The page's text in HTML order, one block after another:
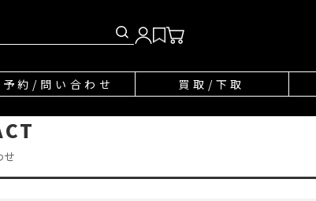
予約/問い合わせ 買取/下取
せ